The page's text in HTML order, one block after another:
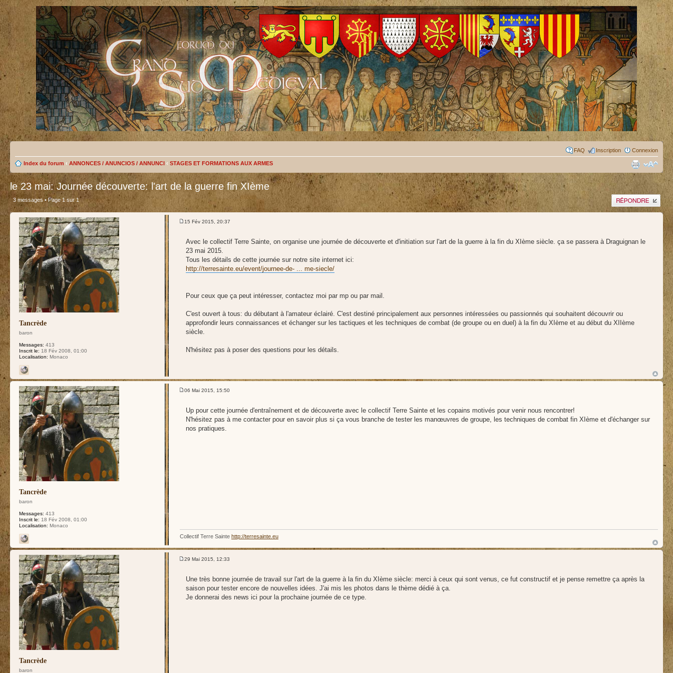
FAQ Inscription Connexion
Index du forum ‹ ANNONCES / ANUNCIOS / ANNUNCI ‹ STAGES ET FORMATIONS AUX ARMES
le 23 mai: Journée découverte: l'art de la guerre fin XIème
Publier une réponse
3 messages • Page 1 sur 1
Tancrède
baron
Messages: 413
Inscrit le: 18 Fév 2008, 01:00
Localisation: Monaco
15 Fév 2015, 20:37
Avec le collectif Terre Sainte, on organise une journée de découverte et d'initiation sur l'art de la guerre à la fin du XIème siècle. ça se passera à Draguignan le
23 mai 2015.
Tous les détails de cette journée sur notre site internet ici:
http://terresainte.eu/event/journee-de- ... me-siecle/
Pour ceux que ça peut intéresser, contactez moi par mp ou par mail.
C'est ouvert à tous: du débutant à l'amateur éclairé. C'est destiné principalement aux personnes intéressées ou passionnés qui souhaitent découvrir ou
approfondir leurs connaissances et échanger sur les tactiques et les techniques de combat (de groupe ou en duel) à la fin du XIème et au début du XIIème
siècle.
N'hésitez pas à poser des questions pour les détails.
Tancrède
baron
Messages: 413
Inscrit le: 18 Fév 2008, 01:00
Localisation: Monaco
06 Mai 2015, 15:50
Up pour cette journée d'entraînement et de découverte avec le collectif Terre Sainte et les copains motivés pour venir nous rencontrer!
N'hésitez pas à me contacter pour en savoir plus si ça vous branche de tester les manœuvres de groupe, les techniques de combat fin XIème et d'échanger sur
nos pratiques.
Collectif Terre Sainte http://terresainte.eu
Tancrède
baron
29 Mai 2015, 12:33
Une très bonne journée de travail sur l'art de la guerre à la fin du XIème siècle: merci à ceux qui sont venus, ce fut constructif et je pense remettre ça après la
saison pour tester encore de nouvelles idées. J'ai mis les photos dans le thème dédié à ça.
Je donnerai des news ici pour la prochaine journée de ce type.